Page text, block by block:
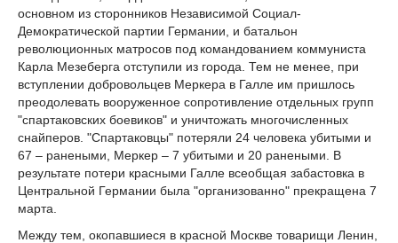
основном из сторонников Независимой Социал-
Демократической партии Германии, и батальон
революционных матросов под командованием коммуниста
Карла Мезеберга отступили из города. Тем не менее, при
вступлении добровольцев Меркера в Галле им пришлось
преодолевать вооруженное сопротивление отдельных групп
"спартаковских боевиков" и уничтожать многочисленных
снайперов. "Спартаковцы" потеряли 24 человека убитыми и
67 – ранеными, Меркер – 7 убитыми и 20 ранеными. В
результате потери красными Галле всеобщая забастовка в
Центральной Германии была "организованно" прекращена 7
марта.
Между тем, окопавшиеся в красной Москве товарищи Ленин,